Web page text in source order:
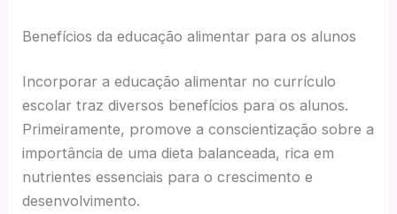
Benefícios da educação alimentar para os alunos
Incorporar a educação alimentar no currículo
escolar traz diversos benefícios para os alunos.
Primeiramente, promove a conscientização sobre a
importância de uma dieta balanceada, rica em
nutrientes essenciais para o crescimento e
desenvolvimento.